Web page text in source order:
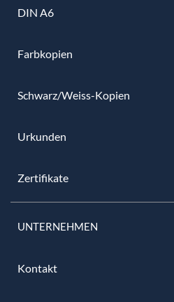
DIN A6
Farbkopien
Schwarz/Weiss-Kopien
Urkunden
Zertifikate
UNTERNEHMEN
Kontakt